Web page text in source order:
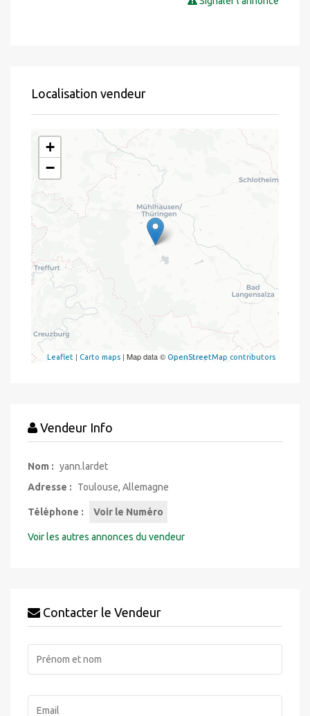
Localisation vendeur
+
−
Leaflet | Carto maps | Map data © OpenStreetMap contributors
Vendeur Info
Nom : yann.lardet
Adresse :
Toulouse, Allemagne
Téléphone : Voir le Numéro
Voir les autres annonces du vendeur
Contacter le Vendeur